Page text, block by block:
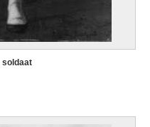
soldaat